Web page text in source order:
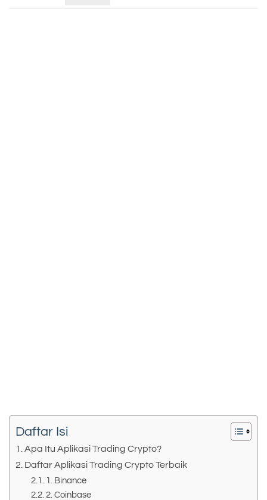
Daftar Isi
Apa Itu Aplikasi Trading Crypto?
Daftar Aplikasi Trading Crypto Terbaik
1. Binance
2. Coinbase